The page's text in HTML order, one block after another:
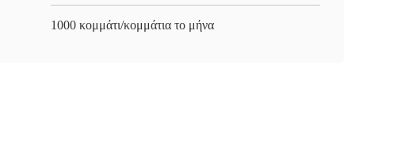
1000 κομμάτι/κομμάτια το μήνα